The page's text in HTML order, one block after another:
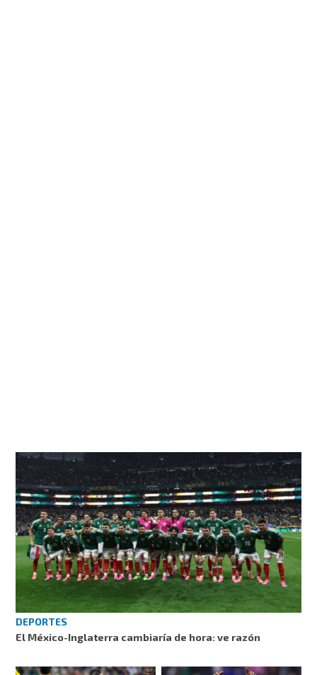
DEPORTES
El México-Inglaterra cambiaría de hora: ve razón